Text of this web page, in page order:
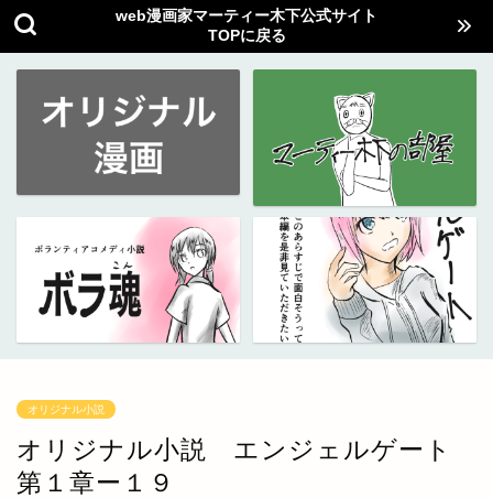
web漫画家マーティー木下公式サイト
TOPに戻る
オリジナル小説
オリジナル小説 エンジェルゲート
第１章ー１９